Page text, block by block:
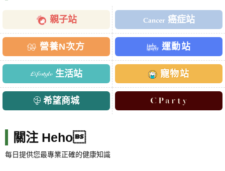
親子站 癌症站
營養N次方 運動站
生活站 寵物站
希望商城
關注 Heho
每日提供您最專業正確的健康知識